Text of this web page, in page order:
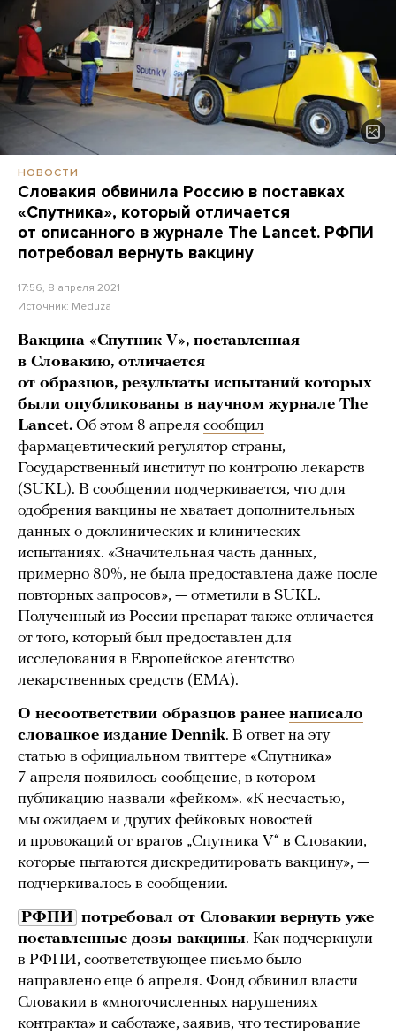
НОВОСТИ
Словакия обвинила Россию в поставках
«Спутника», который отличается
от описанного в журнале The Lancet. РФПИ
потребовал вернуть вакцину
17:56, 8 апреля 2021
Источник: Meduza
Вакцина «Спутник V», поставленная
в Словакию, отличается
от образцов, результаты испытаний которых
были опубликованы в научном журнале The
Lancet. Об этом 8 апреля сообщил
фармацевтический регулятор страны,
Государственный институт по контролю лекарств
(SUKL). В сообщении подчеркивается, что для
одобрения вакцины не хватает дополнительных
данных о доклинических и клинических
испытаниях. «Значительная часть данных,
примерно 80%, не была предоставлена даже после
повторных запросов», — отметили в SUKL.
Полученный из России препарат также отличается
от того, который был предоставлен для
исследования в Европейское агентство
лекарственных средств (EMA).
О несоответствии образцов ранее написало
словацкое издание Dennik. В ответ на эту
статью в официальном твиттере «Спутника»
7 апреля появилось сообщение, в котором
публикацию назвали «фейком». «К несчастью,
мы ожидаем и других фейковых новостей
и провокаций от врагов „Спутника V“ в Словакии,
которые пытаются дискредитировать вакцину», —
подчеркивалось в сообщении.
РФПИ потребовал от Словакии вернуть уже
поставленные дозы вакцины. Как подчеркнули
в РФПИ, соответствующее письмо было
направлено еще 6 апреля. Фонд обвинил власти
Словакии в «многочисленных нарушениях
контракта» и саботаже, заявив, что тестирование